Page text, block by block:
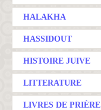
HALAKHA
HASSIDOUT
HISTOIRE JUIVE
LITTERATURE
LIVRES DE PRIÈRE